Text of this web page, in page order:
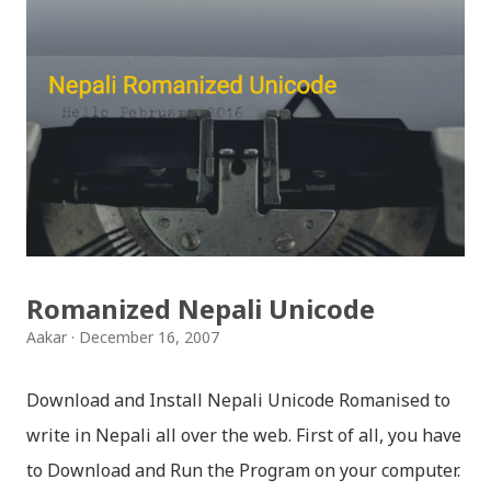
Download Patriotic Nepali Song: जहाँ छन् बुध्दका आँखा /
jaha chhan buddha ka aakha - bhaktaraj acharya
Download Patriotic Nepali Song: नेपालले के गर्यो मलाई, भन्न
छोडिदेउ Download: रातो र चन्द्र सुर्य / raato ra chandra
surya (रचनाकार: गोपाल प्रसाद रिमाल, गायक: फत्तेमान, संगीत:
अम्बर गुरुङ) Download: सयथरि बाजा एउटै ताल / saya thari
मरेपनि मेरो देश बाँचिराखोस / ma marepan...
Romanized Nepali Unicode
Aakar December 16, 2007
Download and Install Nepali Unicode Romanised to
write in Nepali all over the web. First of all, you have
to Download and Run the Program on your computer.